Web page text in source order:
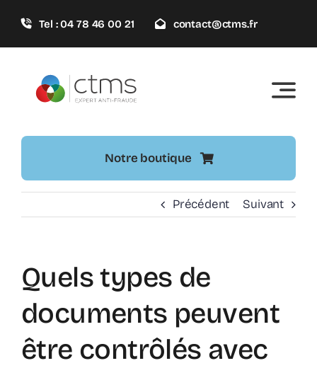
contenu
Tel : 04 78 46 00 21 contact@ctms.fr
Notre boutique
Précédent Suivant
Quels types de
documents peuvent
être contrôlés avec